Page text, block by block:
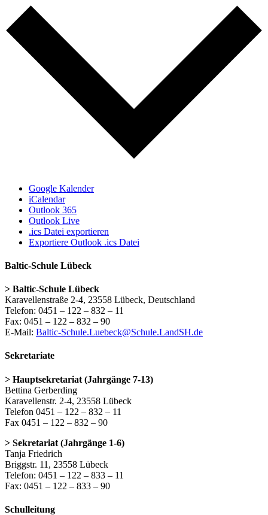
Google Kalender
iCalendar
Outlook 365
Outlook Live
.ics Datei exportieren
Exportiere Outlook .ics Datei
Baltic-Schule Lübeck
> Baltic-Schule Lübeck
Karavellenstraße 2-4, 23558 Lübeck, Deutschland
Telefon: 0451 – 122 – 832 – 11
Fax: 0451 – 122 – 832 – 90
E-Mail: Baltic-Schule.Luebeck@Schule.LandSH.de
Sekretariate
> Hauptsekretariat (Jahrgänge 7-13)
Bettina Gerberding
Karavellenstr. 2-4, 23558 Lübeck
Telefon 0451 – 122 – 832 – 11
Fax 0451 – 122 – 832 – 90
> Sekretariat (Jahrgänge 1-6)
Tanja Friedrich
Briggstr. 11, 23558 Lübeck
Telefon: 0451 – 122 – 833 – 11
Fax: 0451 – 122 – 833 – 90
Schulleitung